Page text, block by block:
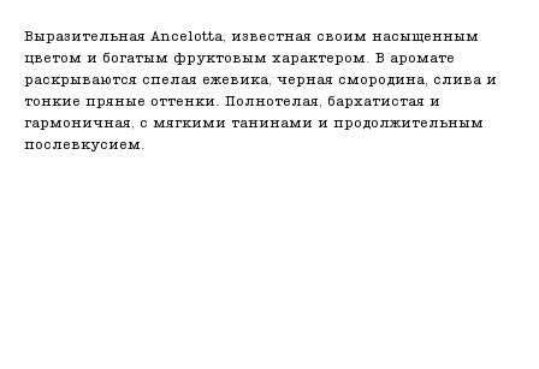
Выразительная Ancelotta, известная своим насыщенным
цветом и богатым фруктовым характером. В аромате
раскрываются спелая ежевика, черная смородина, слива и
тонкие пряные оттенки. Полнотелая, бархатистая и
гармоничная, с мягкими танинами и продолжительным
послевкусием.